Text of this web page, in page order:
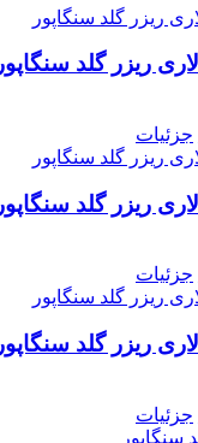
جزئیات
جزئیات
جزئیات